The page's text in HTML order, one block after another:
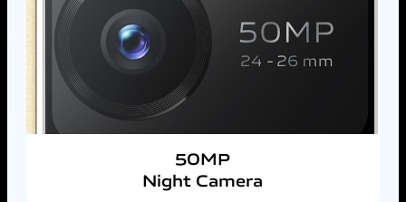
50MP
Night Camera